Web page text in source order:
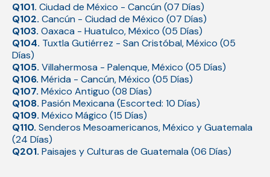
Q101. Ciudad de México - Cancún (07 Días)
Q102. Cancún - Ciudad de México (07 Días)
Q103. Oaxaca - Huatulco, México (05 Días)
Q104. Tuxtla Gutiérrez - San Cristóbal, México (05
Días)
Q105. Villahermosa - Palenque, México (05 Días)
Q106. Mérida - Cancún, México (05 Días)
Q107. México Antiguo (08 Días)
Q108. Pasión Mexicana (Escorted: 10 Días)
Q109. México Mágico (15 Días)
Q110. Senderos Mesoamericanos, México y Guatemala
(24 Días)
Q201. Paisajes y Culturas de Guatemala (06 Días)